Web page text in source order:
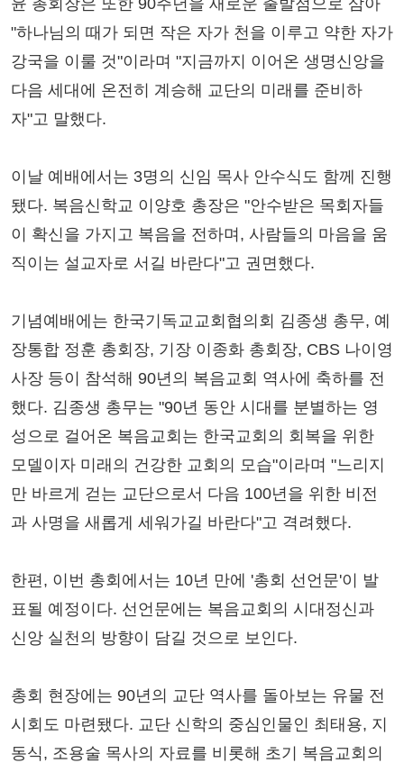
윤 총회장은 또한 90주년을 새로운 출발점으로 삼아
"하나님의 때가 되면 작은 자가 천을 이루고 약한 자가
강국을 이룰 것"이라며 "지금까지 이어온 생명신앙을
다음 세대에 온전히 계승해 교단의 미래를 준비하
자"고 말했다.
이날 예배에서는 3명의 신임 목사 안수식도 함께 진행
됐다. 복음신학교 이양호 총장은 "안수받은 목회자들
이 확신을 가지고 복음을 전하며, 사람들의 마음을 움
직이는 설교자로 서길 바란다"고 권면했다.
기념예배에는 한국기독교교회협의회 김종생 총무, 예
장통합 정훈 총회장, 기장 이종화 총회장, CBS 나이영
사장 등이 참석해 90년의 복음교회 역사에 축하를 전
했다. 김종생 총무는 "90년 동안 시대를 분별하는 영
성으로 걸어온 복음교회는 한국교회의 회복을 위한
모델이자 미래의 건강한 교회의 모습"이라며 "느리지
만 바르게 걷는 교단으로서 다음 100년을 위한 비전
과 사명을 새롭게 세워가길 바란다"고 격려했다.
한편, 이번 총회에서는 10년 만에 '총회 선언문'이 발
표될 예정이다. 선언문에는 복음교회의 시대정신과
신앙 실천의 방향이 담길 것으로 보인다.
총회 현장에는 90년의 교단 역사를 돌아보는 유물 전
시회도 마련됐다. 교단 신학의 중심인물인 최태용, 지
동식, 조용술 목사의 자료를 비롯해 초기 복음교회의